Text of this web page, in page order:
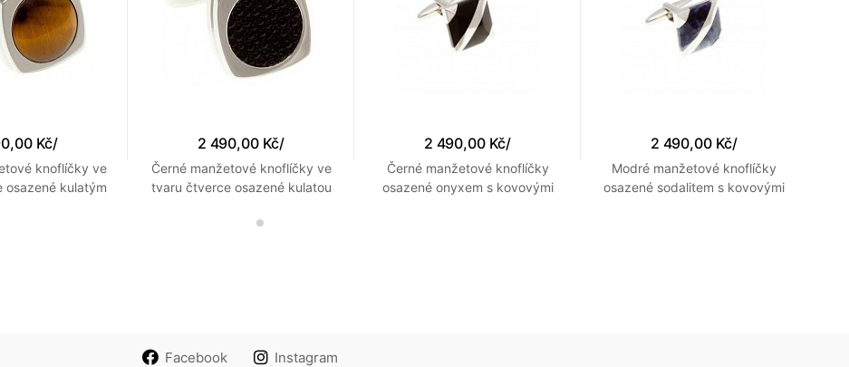
Kč/
knoflíčky ve
osazené kulatým
2 490,00 Kč/
Černé manžetové knoflíčky ve
tvaru čtverce osazené kulatou
2 490,00 Kč/
Černé manžetové knoflíčky
osazené onyxem s kovovými
2 490,00 Kč/
Modré manžetové knoflíčky
osazené sodalitem s kovovými
Facebook Instagram